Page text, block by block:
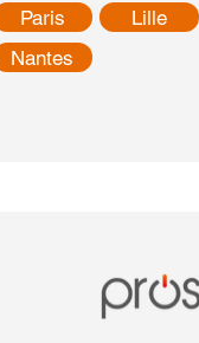
Paris
Nantes
Lille